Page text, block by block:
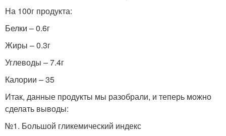
На 100г продукта:
Белки – 0.6г
Жиры – 0.3г
Углеводы – 7.4г
Калории – 35
Итак, данные продукты мы разобрали, и теперь можно
сделать выводы:
№1. Большой гликемический индекс